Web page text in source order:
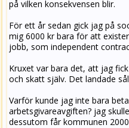
på vilken konsekvensen blir.
För ett år sedan gick jag på
mig 6000 kr bara för att
jobb, som independent
Kruxet var bara det, att jag
och skatt själv. Det landade
Varför kunde jag inte bara
arbetsgivareavgiften? jag
dessutom får kommunen